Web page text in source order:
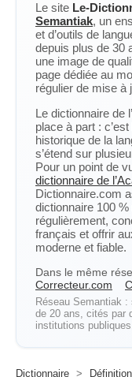
Le site Le-
Semantiak, un
et d’outils de
depuis plus de 30
une image de
page dédiée au
régulier de mise à
Le dictionnaire de
place à part :
historique de la
s’étend sur
Pour un point de
dictionnaire de
Dictionnaire.com
dictionnaire 100
régulièrement,
français et offrir
moderne et fiable.
Dans le même
Correcteur.com
Réseau Semantiak
de 20 ans, cités par
institutions
Dictionnaire > Définition